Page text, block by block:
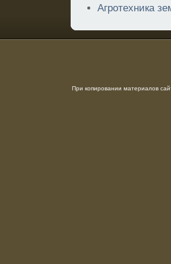
Агротехника
При копировании материалов